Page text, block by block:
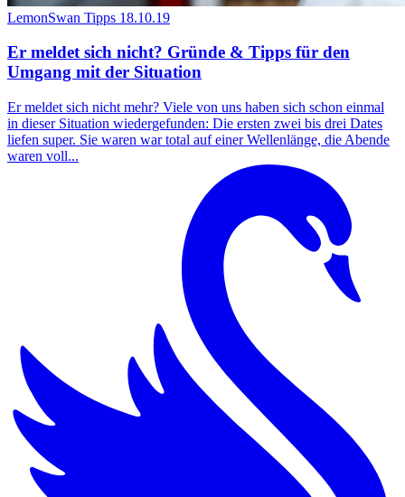
LemonSwan Tipps 18.10.19
Er meldet sich nicht? Gründe & Tipps für den
Umgang mit der Situation
Er meldet sich nicht mehr? Viele von uns haben sich schon einmal
in dieser Situation wiedergefunden: Die ersten zwei bis drei Dates
liefen super. Sie waren war total auf einer Wellenlänge, die Abende
waren voll...